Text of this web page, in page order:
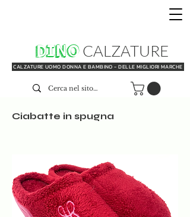
DINO
CALZATURE UOMO DONNA E BAMBINO - DELLE MIGLIORI MARCHE
CALZATURE
Ciabatte in spugna